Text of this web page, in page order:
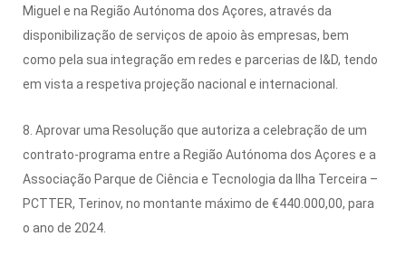
Miguel e na Região Autónoma dos Açores, através da
disponibilização de serviços de apoio às empresas, bem
como pela sua integração em redes e parcerias de I&D, tendo
em vista a respetiva projeção nacional e internacional.
8. Aprovar uma Resolução que autoriza a celebração de um
contrato-programa entre a Região Autónoma dos Açores e a
Associação Parque de Ciência e Tecnologia da Ilha Terceira –
PCTTER, Terinov, no montante máximo de €440.000,00, para
o ano de 2024.